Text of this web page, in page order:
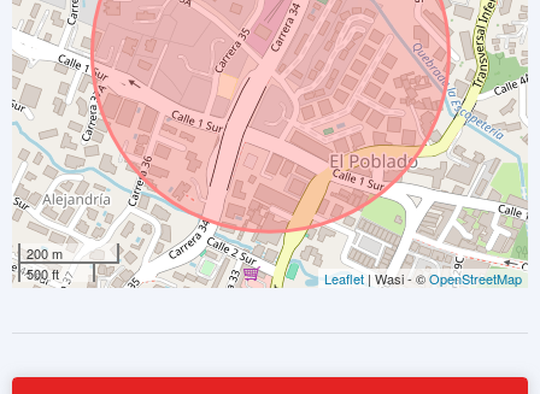
200 m
500 ft
Leaflet | Wasi - ©OpenStreetMap